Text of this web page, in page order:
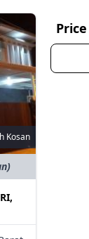
Kosan